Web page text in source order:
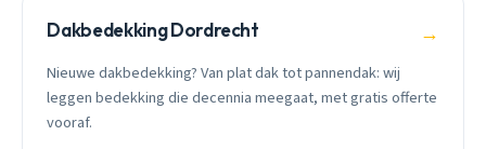
Dakbedekking Dordrecht →
Nieuwe dakbedekking? Van plat dak tot pannendak: wij
leggen bedekking die decennia meegaat, met gratis offerte
vooraf.